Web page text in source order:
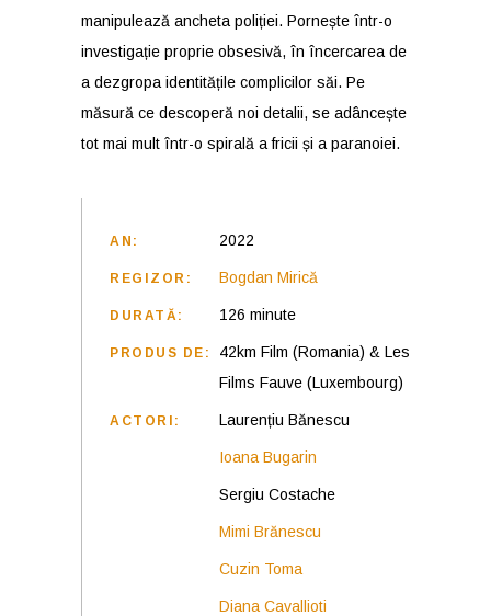
manipulează ancheta poliției. Pornește într-o
investigație proprie obsesivă, în încercarea de
a dezgropa identitățile complicilor săi. Pe
măsură ce descoperă noi detalii, se adâncește
tot mai mult într-o spirală a fricii și a paranoiei.
AN: 2022
REGIZOR: Bogdan Mirică
DURATĂ: 126 minute
PRODUS DE:
42km Film (Romania) & Les
Films Fauve (Luxembourg)
ACTORI: Laurențiu Bănescu
Ioana Bugarin
Sergiu Costache
Mimi Brănescu
Cuzin Toma
Diana Cavallioti